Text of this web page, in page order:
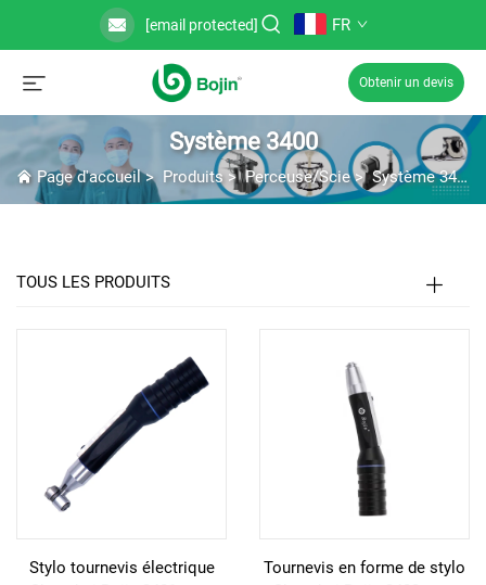
[email protected] FR
Obtenir un devis
Système 3400
Page d'accueil> Produits>Perceuse/Scie>Système 3400
TOUS LES PRODUITS
Stylo tournevis électrique
Tournevis en forme de stylo